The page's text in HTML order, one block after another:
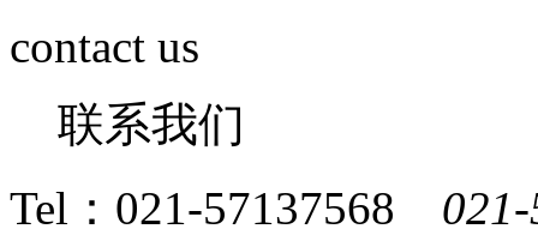
contact us
联系我们
Tel： 021-57137568